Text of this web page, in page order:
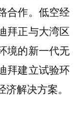
合作。低空经
拜正与大湾区
境的新一代无
拜建立试验环
解决方案。